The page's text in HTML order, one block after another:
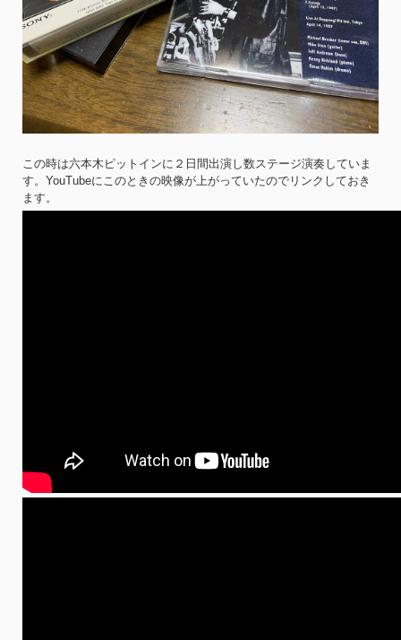
この時は六本木ピットインに２日間出演し数ステージ演奏していま
す。YouTubeにこのときの映像が上がっていたのでリンクしておき
ます。